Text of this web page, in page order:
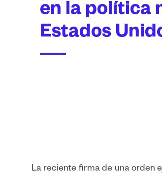
en la política
Estados
La reciente firma de una orden